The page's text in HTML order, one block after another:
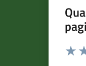
Valuta